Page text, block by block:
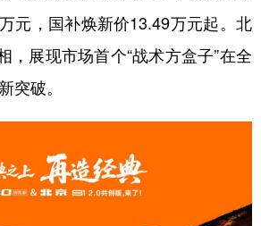
央文件 金融 汽车
人居
村振兴 银龄 溯源中国
旅游 能源
娱乐 时尚
元，国补焕新价13.49万元起。北
，展现市场首个“战术方盒子”在全
突破。